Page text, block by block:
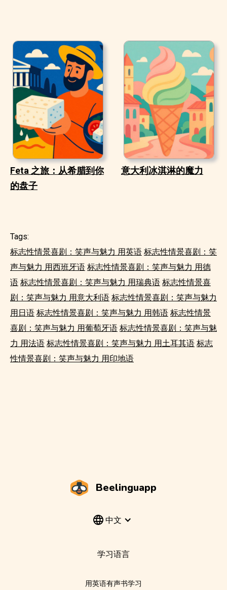
Feta 之旅：从希腊到你
的盘子
意大利冰淇淋的魔力
Tags:
标志性情景喜剧：笑声与魅力 用英语 标志性情景喜剧：笑
声与魅力 用西班牙语 标志性情景喜剧：笑声与魅力 用德
语 标志性情景喜剧：笑声与魅力 用瑞典语 标志性情景喜
剧：笑声与魅力 用意大利语 标志性情景喜剧：笑声与魅力
用日语 标志性情景喜剧：笑声与魅力 用韩语 标志性情景
喜剧：笑声与魅力 用葡萄牙语 标志性情景喜剧：笑声与魅
力 用法语 标志性情景喜剧：笑声与魅力 用土耳其语 标志
性情景喜剧：笑声与魅力 用印地语
Beelinguapp
中文
学习语言
用英语有声书学习